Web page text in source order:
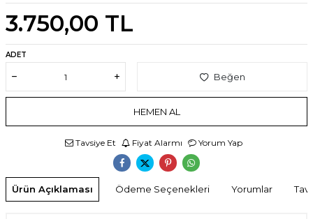
3.750,00 TL
ADET
Beğen
HEMEN AL
Tavsiye Et Fiyat Alarmı Yorum Yap
Ürün Açıklaması Ödeme Seçenekleri Yorumlar